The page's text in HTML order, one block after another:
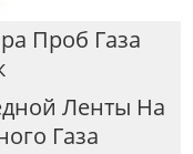
Проб Газа
Ленты На
Газа